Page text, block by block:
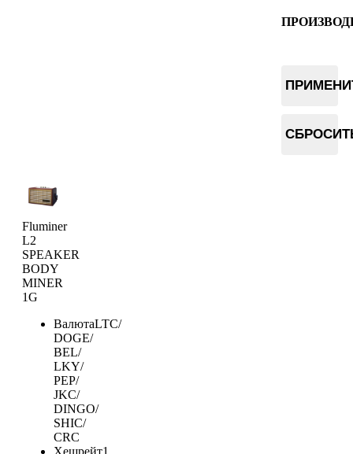
Fluminer
L2
SPEAKER
BODY
MINER
1G
ВалютаLTC/
DOGE/
BEL/
LKY/
PEP/
JKC/
DINGO/
SHIC/
CRC